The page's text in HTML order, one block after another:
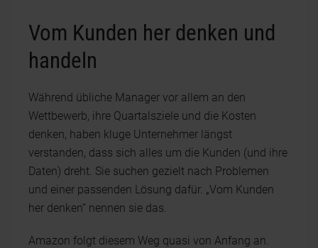
Vom Kunden her denken und
handeln
Während übliche Manager vor allem an den
Wettbewerb, ihre Quartalsziele und die Kosten
denken, haben kluge Unternehmer längst
verstanden, dass sich alles um die Kunden (und ihre
Daten) dreht. Sie suchen gezielt nach Problemen
und einer passenden Lösung dafür. „Vom Kunden
her denken“ nennen sie das.
Amazon folgt diesem Weg quasi von Anfang an.